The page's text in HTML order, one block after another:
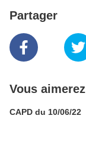
Partager
Vous
CAPD du 10/06/22